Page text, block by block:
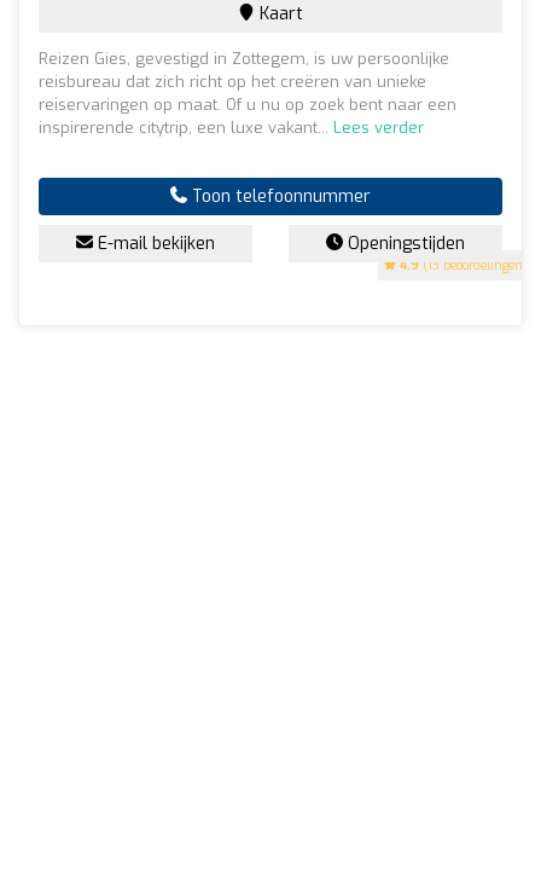
4.9 (13 beoordelingen)
Kaart
Reizen Gies, gevestigd in Zottegem, is uw persoonlijke
reisbureau dat zich richt op het creëren van unieke
reiservaringen op maat. Of u nu op zoek bent naar een
inspirerende citytrip, een luxe vakant... Lees verder
Toon telefoonnummer
E-mail bekijken Openingstijden